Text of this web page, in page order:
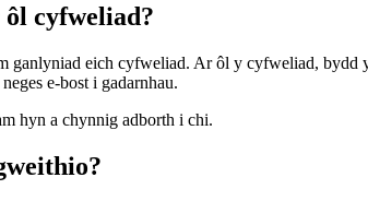
cyfweliad?
eich cyfweliad. Ar ôl y cyfweliad,
e-bost i gadarnhau.
hyn a chynnig adborth i chi.